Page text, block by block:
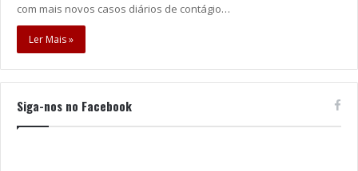
com mais novos casos diários de contágio…
Ler Mais »
Siga-nos no Facebook